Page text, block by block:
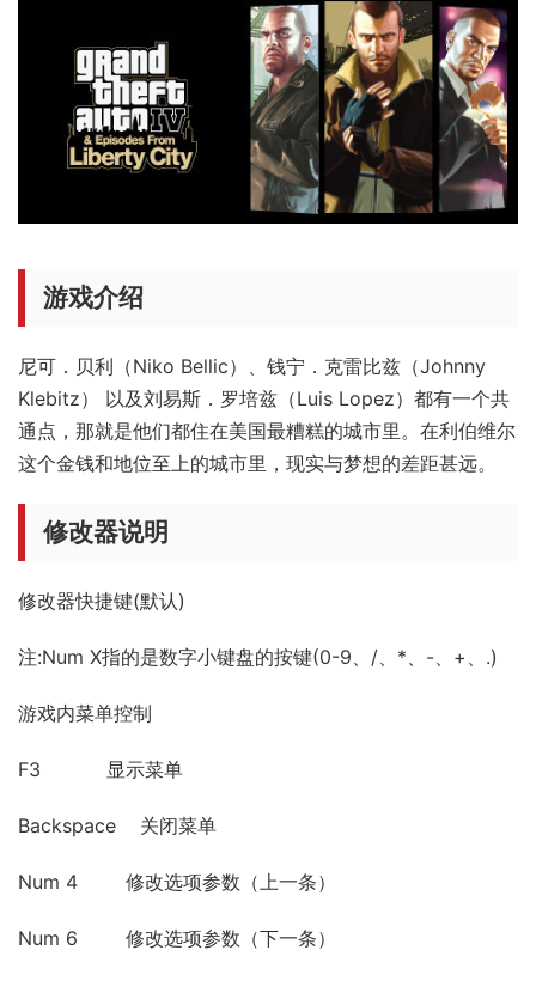
游戏介绍
尼可．贝利（Niko Bellic）、钱宁．克雷比兹（Johnny
Klebitz） 以及刘易斯．罗培兹（Luis Lopez）都有一个共
通点，那就是他们都住在美国最糟糕的城市里。在利伯维尔
这个金钱和地位至上的城市里，现实与梦想的差距甚远。
修改器说明
修改器快捷键(默认)
注:Num X指的是数字小键盘的按键(0-9、/、*、-、+、.)
游戏内菜单控制
F3 显示菜单
Backspace 关闭菜单
Num 4 修改选项参数（上一条）
Num 6 修改选项参数（下一条）